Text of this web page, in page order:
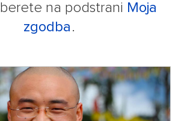
na podstrani Moja
zgodba .